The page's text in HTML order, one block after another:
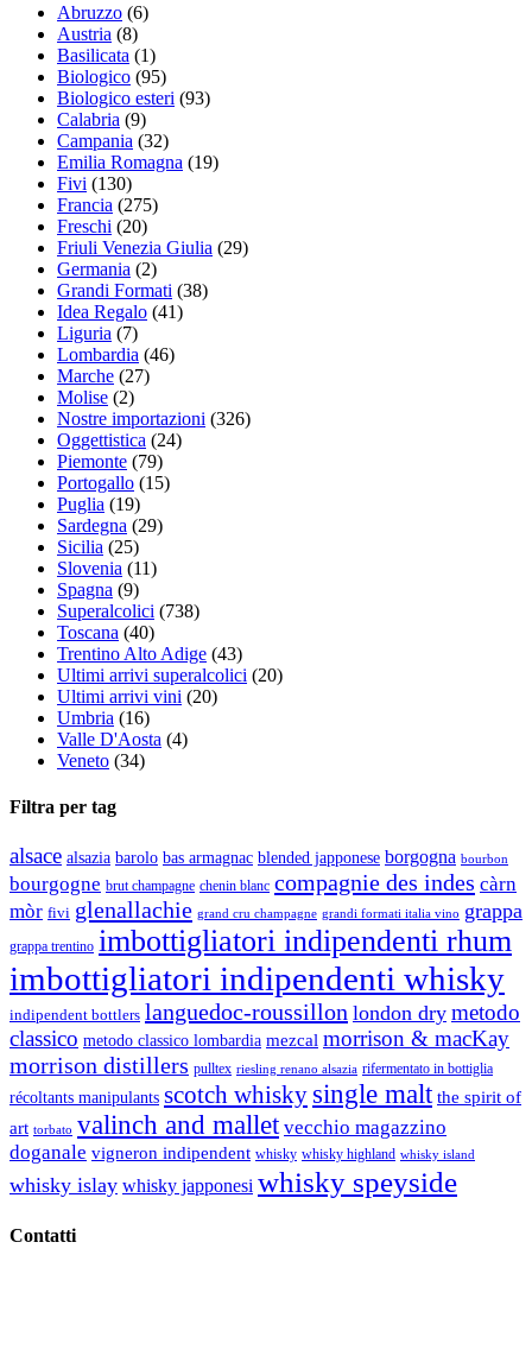
Abruzzo (6)
Austria (8)
Basilicata (1)
Biologico (95)
Biologico esteri (93)
Calabria (9)
Campania (32)
Emilia Romagna (19)
Fivi (130)
Francia (275)
Freschi (20)
Friuli Venezia Giulia (29)
Germania (2)
Grandi Formati (38)
Idea Regalo (41)
Liguria (7)
Lombardia (46)
Marche (27)
Molise (2)
Nostre importazioni (326)
Oggettistica (24)
Piemonte (79)
Portogallo (15)
Puglia (19)
Sardegna (29)
Sicilia (25)
Slovenia (11)
Spagna (9)
Superalcolici (738)
Toscana (40)
Trentino Alto Adige (43)
Ultimi arrivi superalcolici (20)
Ultimi arrivi vini (20)
Umbria (16)
Valle D'Aosta (4)
Veneto (34)
Filtra per tag
alsace alsazia barolo bas armagnac blended japponese borgogna bourbon
bourgogne brut champagne chenin blanc compagnie des indes càrn
mòr fivi glenallachie grand cru champagne grandi formati italia vino grappa
grappa trentino imbottigliatori indipendenti rhum
imbottigliatori indipendenti whisky
indipendent bottlers languedoc-roussillon london dry metodo
classico metodo classico lombardia mezcal morrison & macKay
morrison distillers pulltex riesling renano alsazia rifermentato in bottiglia
récoltants manipulants scotch whisky single malt the spirit of
art torbato valinch and mallet vecchio magazzino
doganale vigneron indipendent whisky whisky highland whisky island
whisky islay whisky japponesi whisky speyside
Contatti